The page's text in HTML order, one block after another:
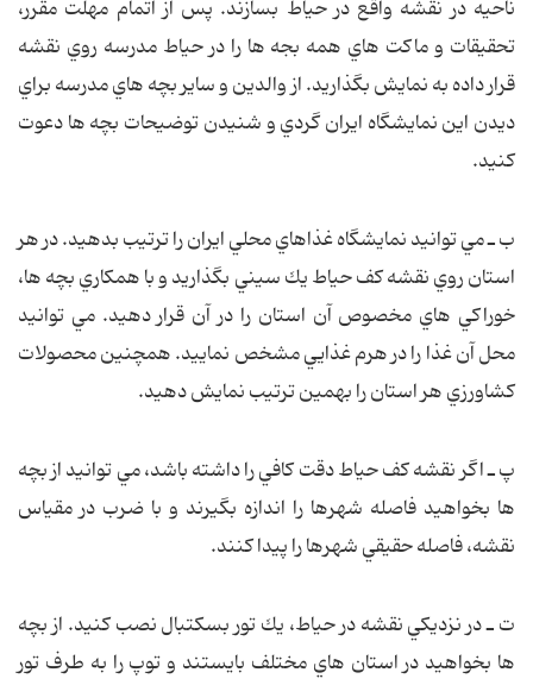
ناحيه در نقشه واقع در حياط بسازند. پس از اتمام مهلت مقرر،
تحقيقات و ماكت هاي همه بجه ها را در حياط مدرسه روي نقشه
قرار داده به نمايش بگذاريد. از والدين و ساير بچه هاي مدرسه براي
ديدن اين نمايشگاه ايران گردي و شنيدن توضيحات بچه ها دعوت
كنيد.
ب ـمي توانيد نمايشگاه غذاهاي محلي ايران را ترتيب بدهيد. در هر
استان روي نقشه كف حياط يك سيني بگذاريد و با همكاري بچه ها،
خوراكي هاي مخصوص آن استان را در آن قرار دهيد. مي توانيد
محل آن غذا را در هرم غذايي مشخص نماييد. همچنين محصولات
كشاورزي هر استان را بهمين ترتيب نمايش دهيد.
پ ـاگر نقشه كف حياط دقت كافي را داشته باشد، مي توانيد از بچه
ها بخواهيد فاصله شهرها را اندازه بگيرند و با ضرب در مقياس
نقشه، فاصله حقيقي شهرها را پيدا كنند.
ت ـدر نزديكي نقشه در حياط، يك تور بسكتبال نصب كنيد. از بچه
ها بخواهيد در استان هاي مختلف بايستند و توپ را به طرف تور